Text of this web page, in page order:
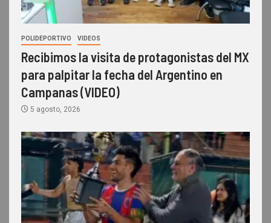
POLIDEPORTIVO VIDEOS
Recibimos la visita de protagonistas del MX
para palpitar la fecha del Argentino en
Campanas (VIDEO)
5 agosto, 2026